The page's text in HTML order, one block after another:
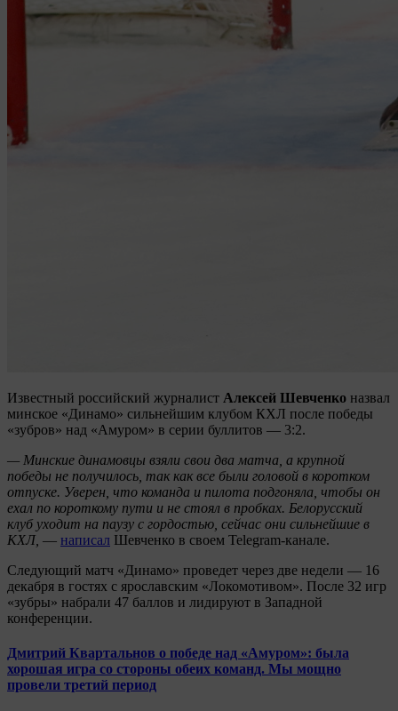
Известный российский журналист Алексей Шевченко назвал
минское «Динамо» сильнейшим клубом КХЛ после победы
«зубров» над «Амуром» в серии буллитов — 3:2.
— Минские динамовцы взяли свои два матча, а крупной
победы не получилось, так как все были головой в коротком
отпуске. Уверен, что команда и пилота подгоняла, чтобы он
ехал по короткому пути и не стоял в пробках. Белорусский
клуб уходит на паузу с гордостью, сейчас они сильнейшие в
КХЛ, — написал Шевченко в своем Telegram-канале.
Следующий матч «Динамо» проведет через две недели — 16
декабря в гостях с ярославским «Локомотивом». После 32 игр
«зубры» набрали 47 баллов и лидируют в Западной
конференции.
Дмитрий Квартальнов о победе над «Амуром»: была
хорошая игра со стороны обеих команд. Мы мощно
провели третий период